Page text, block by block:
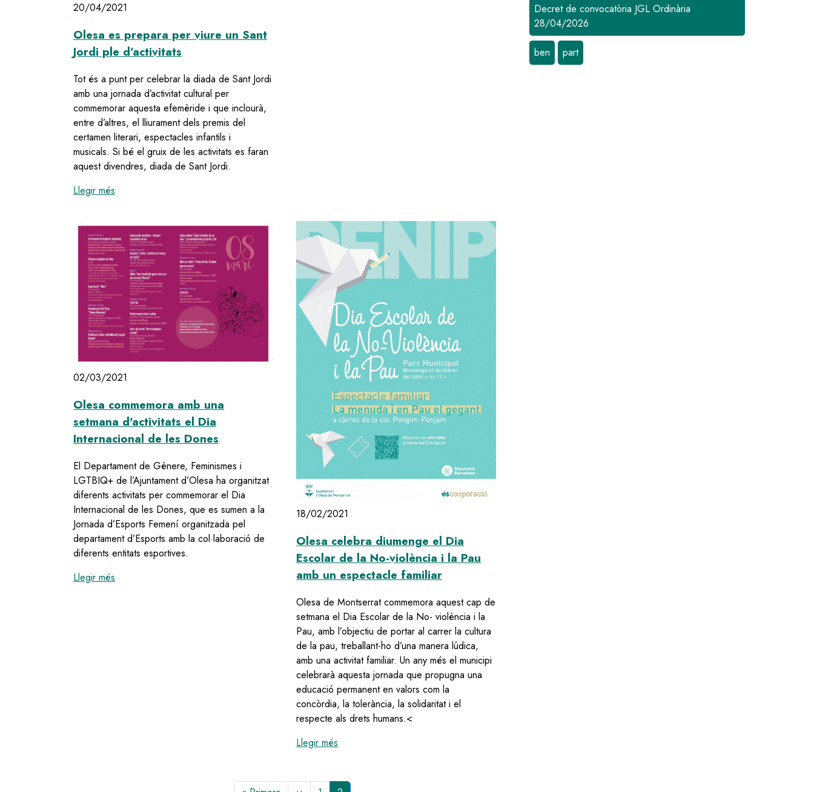
20/04/2021
Olesa es prepara per viure un Sant
Jordi ple d’activitats
Tot és a punt per celebrar la diada de Sant Jordi
amb una jornada d’activitat cultural per
commemorar aquesta efemèride i que inclourà,
entre d’altres, el lliurament dels premis del
certamen literari, espectacles infantils i
musicals. Si bé el gruix de les activitats es faran
aquest divendres, diada de Sant Jordi.
Llegir més
02/03/2021
Olesa commemora amb una
setmana d'activitats el Dia
Internacional de les Dones
El Departament de Gènere, Feminismes i
LGTBIQ+ de l’Ajuntament d’Olesa ha organitzat
diferents activitats per commemorar el Dia
Internacional de les Dones, que es sumen a la
Jornada d’Esports Femení organitzada pel
departament d’Esports amb la col·laboració de
diferents entitats esportives.
Llegir més
Olesa commemora amb una setmana d'activitats el Dia Internacional de les Dones
18/02/2021
Olesa celebra diumenge el Dia
Escolar de la No-violència i la Pau
amb un espectacle familiar
Olesa de Montserrat commemora aquest cap de
setmana el Dia Escolar de la No- violència i la
Pau, amb l’objectiu de portar al carrer la cultura
de la pau, treballant-ho d’una manera lúdica,
amb una activitat familiar. Un any més el municipi
celebrarà aquesta jornada que propugna una
educació permanent en valors com la
concòrdia, la tolerància, la solidaritat i el
respecte als drets humans.<
Llegir més
Decret de convocatòria JGL Ordinària
28/04/2026
ben part